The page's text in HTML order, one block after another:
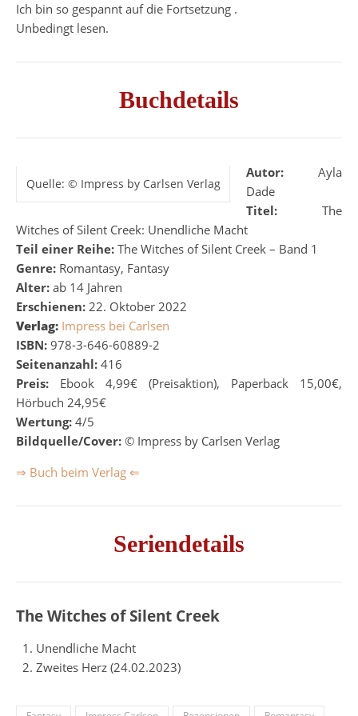
Ich bin so gespannt auf die Fortsetzung .
Unbedingt lesen.
Buchdetails
Quelle: © Impress by Carlsen Verlag
Autor: Ayla
Dade
Titel: The
Witches of Silent Creek: Unendliche Macht
Teil einer Reihe: The Witches of Silent Creek – Band 1
Genre: Romantasy, Fantasy
Alter: ab 14 Jahren
Erschienen: 22. Oktober 2022
Verlag: Impress bei Carlsen
ISBN: 978-3-646-60889-2
Seitenanzahl: 416
Preis: Ebook 4,99€ (Preisaktion), Paperback 15,00€,
Hörbuch 24,95€
Wertung: 4/5
Bildquelle/Cover: © Impress by Carlsen Verlag
⇒ Buch beim Verlag ⇐
Seriendetails
The Witches of Silent Creek
Unendliche Macht
Zweites Herz (24.02.2023)